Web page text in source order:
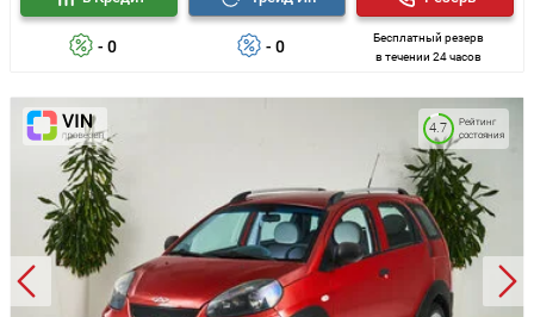
- 0 - 0
Бесплатный резерв
в течении 24 часов
Рейтинг
состояния
4.7